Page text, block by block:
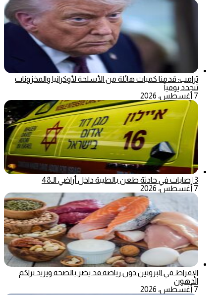
ترامب: قدمنا كميات هائلة من الأسلحة لأوكرانيا والمخزونات
تتجدد يومياً
7 أغسطس، 2026
3 إصابات في حادثة طعن بالطيبة داخل أراضي الـ48
7 أغسطس، 2026
الإفراط في البروتين دون رياضة قد يضر بالصحة ويزيد تراكم
الدهون
7 أغسطس، 2026